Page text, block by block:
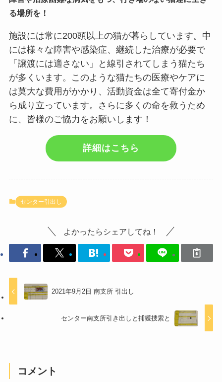
る場所を！
施設には常に200頭以上の猫が暮らしています。中
には様々な障害や感染症、継続した治療が必要で
「譲渡には適さない」と線引されてしまう猫たち
が多くいます。このような猫たちの医療やケアに
は莫大な費用がかかり、活動資金は全て寄付金か
ら成り立っています。さらに多くの命を救うため
に、皆様のご協力をお願いします！
詳細はこちら
センター引出し
よかったらシェアしてね！
2021年9月2日 南支所 引出し
センター南支所引き出しと捕獲捜索と
コメント